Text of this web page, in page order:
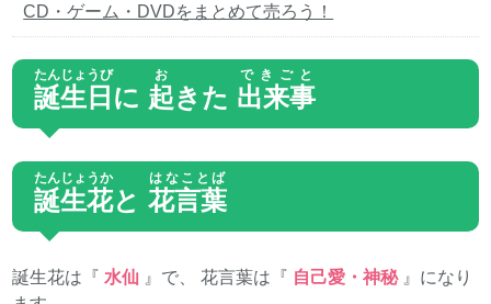
CD・ゲーム・DVDをまとめて売ろう！
誕生日
たんじょうび
に 起
お
きた 出来事
できごと
誕生花
たんじょうか
と花言葉
はなことば
誕生花は『 水仙 』で、 花言葉は『 自己愛・神秘』になり